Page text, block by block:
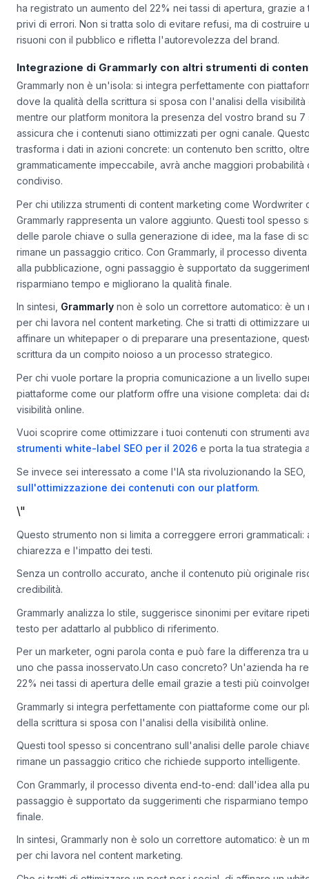
Un caso concreto? Un'azienda che ha adottato Grammarly per
ha registrato un aumento del 22% nei tassi di apertura, grazie
privi di errori. Non si tratta solo di evitare refusi, ma di costruire
Integrazione di Grammarly con altri strumenti di
Grammarly non è un'isola: si integra perfettamente con
dove la qualità della scrittura si sposa con l'analisi della
mentre our platform monitora la presenza del vostro brand su 7
assicura che i contenuti siano ottimizzati per ogni canale.
trasforma i dati in azioni concrete: un contenuto ben scritto,
grammaticamente impeccabile, avrà anche maggiori
condiviso.
Per chi utilizza strumenti di content marketing come Wordwriter
Grammarly rappresenta un valore aggiunto. Questi tool spesso
delle parole chiave o sulla generazione di idee, ma la fase di
rimane un passaggio critico. Con Grammarly, il processo
alla pubblicazione, ogni passaggio è supportato da
risparmiano tempo e migliorano la qualità finale.
In sintesi,Grammarlynon è solo un correttore automatico: è un
per chi lavora nel content marketing. Che si tratti di ottimizzare
affinare un whitepaper o di preparare una presentazione,
scrittura da un compito noioso a un processo strategico.
Per chi vuole portare la propria comunicazione a un livello
piattaforme come our platform offre una visione completa: dai
visibilità online.
Vuoi scoprire come ottimizzare i tuoi contenuti con strumenti
strumenti white-label SEO per il 2026
e porta la tua strategia
Se invece sei interessato a come l'IA sta rivoluzionando la SEO,
sull'ottimizzazione dei contenuti con our platform
\"
Questo strumento non si limita a correggere errori
chiarezza e l'impatto dei testi.
Senza un controllo accurato, anche il contenuto più originale
credibilità.
Grammarly analizza lo stile, suggerisce sinonimi per evitare
testo per adattarlo al pubblico di riferimento.
Per un marketer, ogni parola conta e può fare la differenza tra
uno che passa inosservato.Un caso concreto? Un'azienda ha
22% nei tassi di apertura delle email grazie a testi più
Grammarly si integra perfettamente con piattaforme come our
della scrittura si sposa con l'analisi della visibilità online.
Questi tool spesso si concentrano sull'analisi delle parole
rimane un passaggio critico che richiede supporto intelligente.
Con Grammarly, il processo diventa end-to-end: dall'idea alla
passaggio è supportato da suggerimenti che risparmiano
finale.
In sintesi, Grammarly non è solo un correttore automatico: è un
per chi lavora nel content marketing.